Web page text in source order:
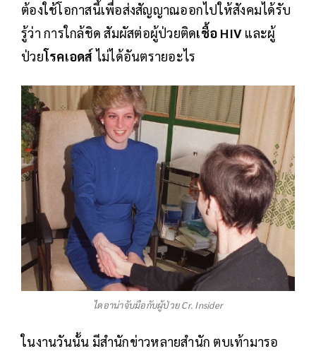
ต้องใช้โอกาสนี้เพื่อส่งสัญญาณออกไปให้สังคมได้รับ
รู้ว่า การใกล้ชิด สัมผัสต่อผู้ป่วยติดเชื้อ HIV และผู้
ป่วยโรคเอดส์ ไม่ได้อันตรายอะไร
ไดอาน่าจับมือกับผู้ป่วย Cr. Insider
ในงานวันนั้น มีสำนักข่าวหลายสำนัก ตบเท้ามารอ